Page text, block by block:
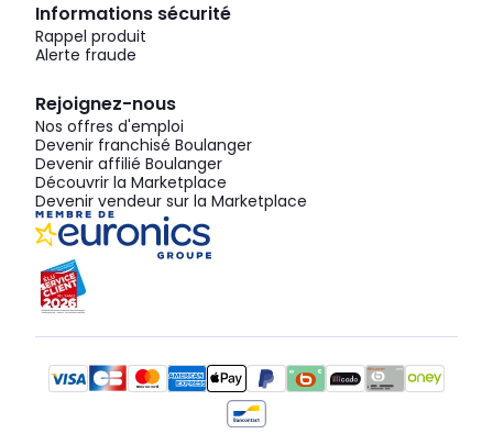
Informations sécurité
Rappel produit
Alerte fraude
Rejoignez-nous
Nos offres d'emploi
Devenir franchisé Boulanger
Devenir affilié Boulanger
Découvrir la Marketplace
Devenir vendeur sur la Marketplace